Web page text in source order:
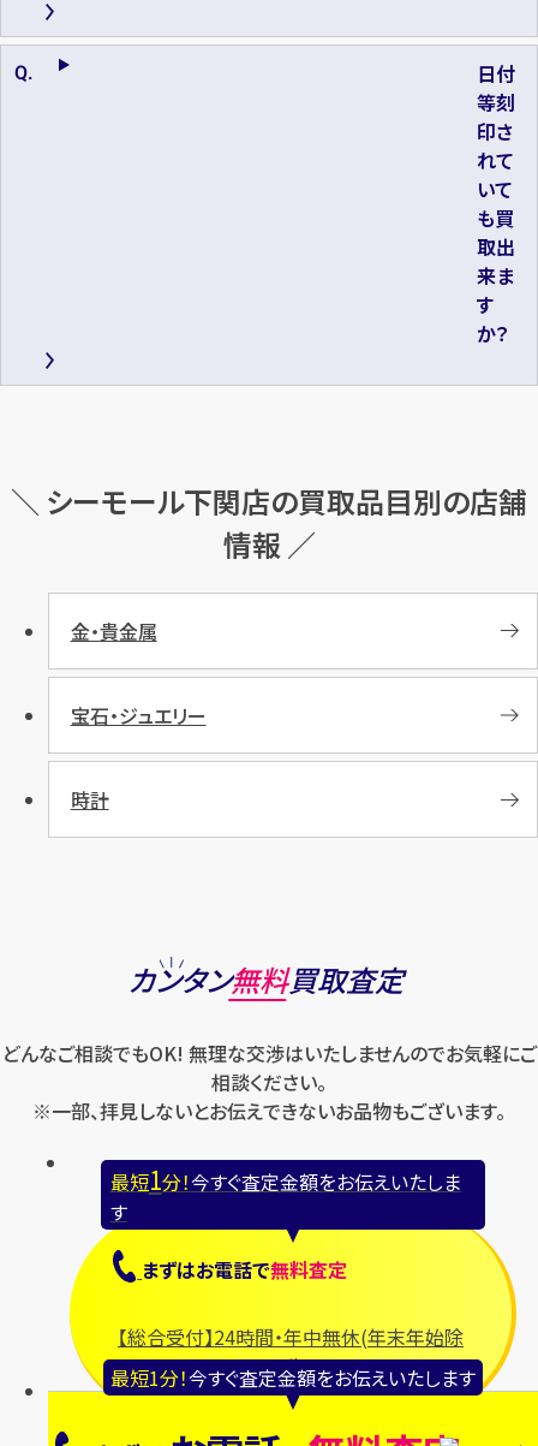
最短1分！今すぐ査定金額をお伝えいたします
日付
等刻
印さ
れて
いて
も買
取出
来ま
す
か？
＼ シーモール下関店の買取品目別の店舗
情報 ／
金・貴金属
宝石・ジュエリー
時計
カンタン無料買取査定
どんなご相談でもOK! 無理な交渉はいたしませんのでお気軽にご
相談ください。
※一部、拝見しないとお伝えできないお品物もございます。
最短1分！今すぐ査定金額をお伝えいたしま
す
まずはお電話で無料査定
【総合受付】24時間・年中無休(年末年始除
く)